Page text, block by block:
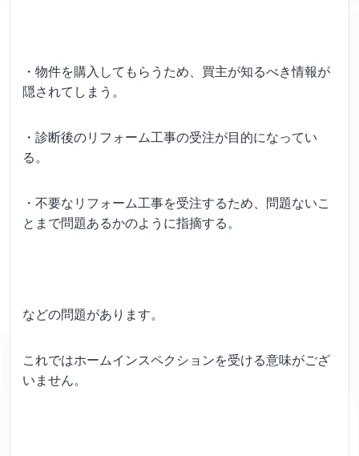
・物件を購入してもらうため、買主が知るべき情報が
隠されてしまう。
・診断後のリフォーム工事の受注が目的になってい
る。
・不要なリフォーム工事を受注するため、問題ないこ
とまで問題あるかのように指摘する。
などの問題があります。
これではホームインスペクションを受ける意味がござ
いません。